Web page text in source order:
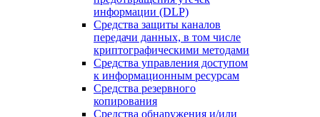
информации (DLP)
Средства защиты каналов
передачи данных, в том числе
криптографическими методами
Средства управления доступом
к информационным ресурсам
Средства резервного
копирования
Средства обнаружения и/или